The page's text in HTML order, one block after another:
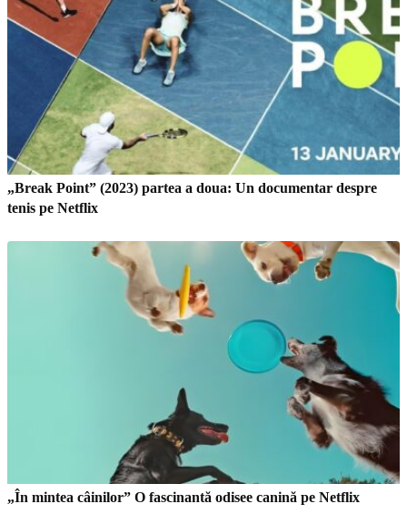
„Break Point” (2023) partea a doua: Un documentar despre
tenis pe Netflix
„În mintea câinilor” O fascinantă odisee canină pe Netflix